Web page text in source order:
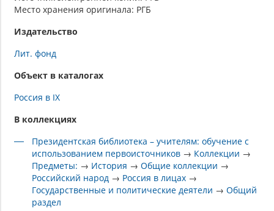
Место хранения оригинала: РГБ
Издательство
Лит. фонд
Объект в каталогах
Россия в IX
В коллекциях
Президентская библиотека – учителям: обучение с
использованием первоисточников → Коллекции →
Предметы: → История →Общие коллекции →
Российский народ → Россия в лицах →
Государственные и политические деятели →Общий
раздел